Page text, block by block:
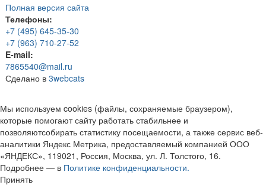
Полная версия сайта
Телефоны:
+7 (495) 645-35-30
+7 (963) 710-27-52
E-mail:
7865540@mail.ru
Сделано в 3webcats
Мы используем cookies (файлы, сохраняемые браузером),
которые помогают сайту работать стабильнее и
позволяютсобирать статистику посещаемости, а также сервис веб-
аналитики Яндекс Метрика, предоставляемый компанией ООО
«ЯНДЕКС», 119021, Россия, Москва, ул. Л. Толстого, 16.
Подробнее — в Политике конфиденциальности.
Принять